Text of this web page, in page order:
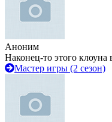
Аноним
Наконец-то этого клоуна
Мастер игры (2 сезон)